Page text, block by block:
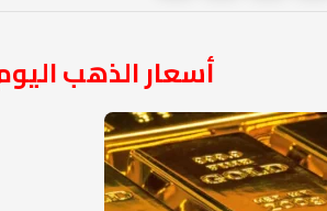
أسعار الذهب اليوم في